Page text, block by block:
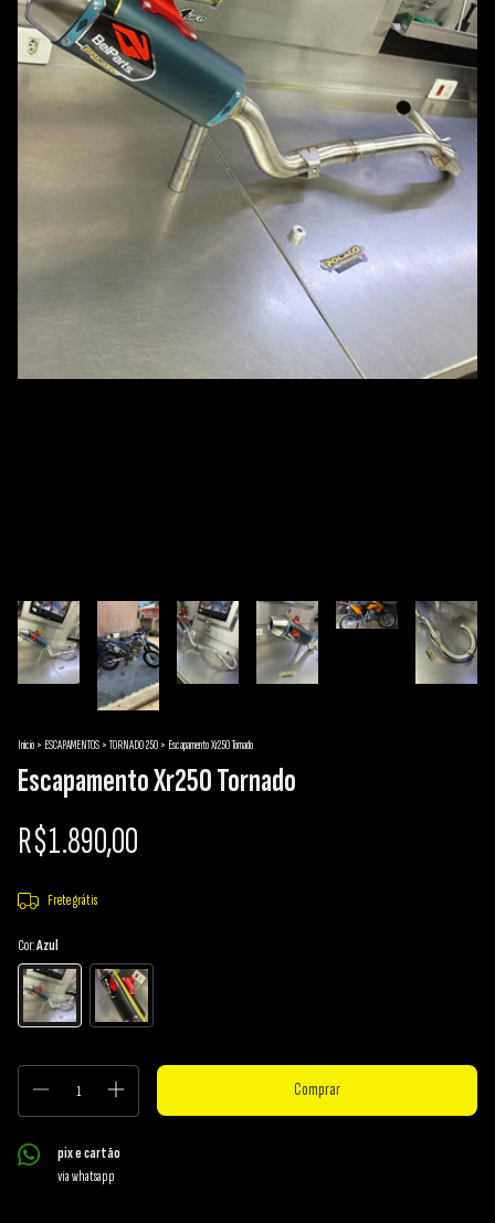
Início > ESCAPAMENTOS > TORNADO 250 > Escapamento Xr250 Tornado
Escapamento Xr250 Tornado
R$1.890,00
Frete grátis
Cor:Azul
pix e cartão
via whatsapp